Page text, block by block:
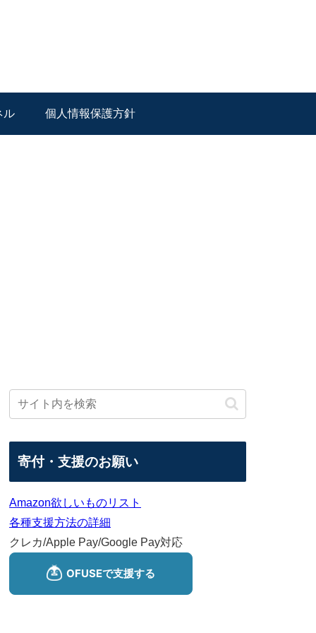
ル 個人情報保護方針
寄付・支援のお願い
Amazon欲しいものリスト
各種支援方法の詳細
クレカ/Apple Pay/Google Pay対応